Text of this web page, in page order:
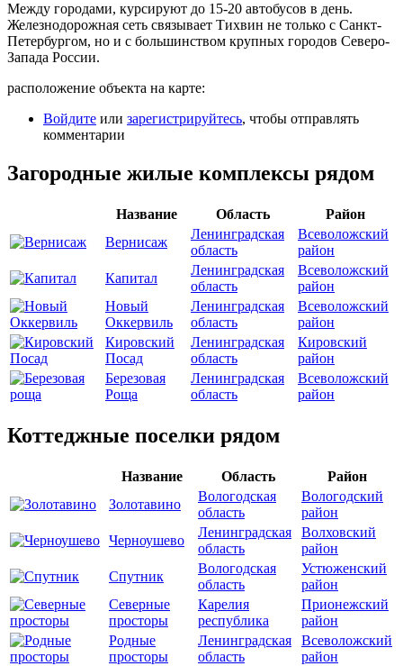
Между городами, курсируют до 15-20 автобусов в день.
Железнодорожная сеть связывает Тихвин не только с Санкт-
Петербургом, но и с большинством крупных городов Северо-
Запада России.
расположение объекта на карте:
Войдите или зарегистрируйтесь, чтобы отправлять
комментарии
Загородные жилые комплексы рядом
Название Область
Район
Вернисаж
Ленинградская
область
Всеволожский
район
Капитал
Ленинградская
область
Всеволожский
район
Новый
Оккервиль
Ленинградская
область
Всеволожский
район
Кировский
Посад
Ленинградская
область
Кировский
район
Березовая
Роща
Ленинградская
область
Всеволожский
район
Коттеджные поселки рядом
Название Область
Район
Золотавино
Вологодская
область
Вологодский
район
Черноушево
Ленинградская
область
Волховский
район
Спутник
Вологодская
область
Устюженский
район
Северные
просторы
Карелия
республика
Прионежский
район
Родные
просторы
Ленинградская
область
Всеволожский
район